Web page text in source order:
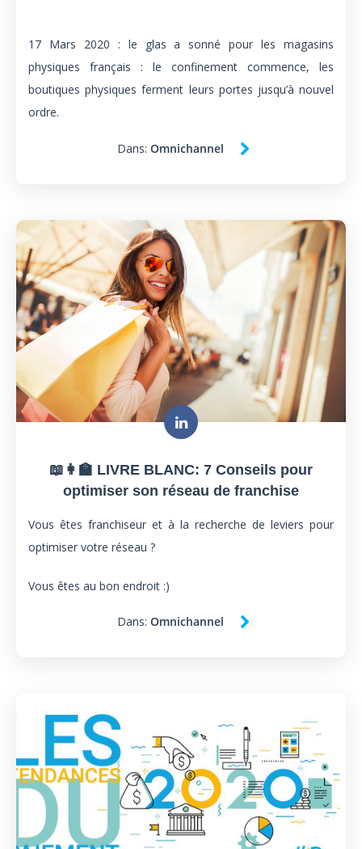
17 Mars 2020 : le glas a sonné pour les magasins
physiques français : le confinement commence, les
boutiques physiques ferment leurs portes jusqu’à nouvel
ordre.
Dans: Omnichannel
📖👩‍🏫 LIVRE BLANC: 7 Conseils pour
optimiser son réseau de franchise
Vous êtes franchiseur et à la recherche de leviers pour
optimiser votre réseau ?
Vous êtes au bon endroit :)
Dans: Omnichannel